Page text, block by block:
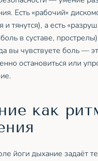
Есть «рабочий»
и тянутся), а есть
в суставе,
вы чувствуете боль —
остановиться или
как
йоги дыхание задаёт